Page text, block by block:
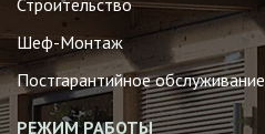
Шеф-Монтаж
Постгарантийное обслуживание
РЕЖИМ РАБОТЫ